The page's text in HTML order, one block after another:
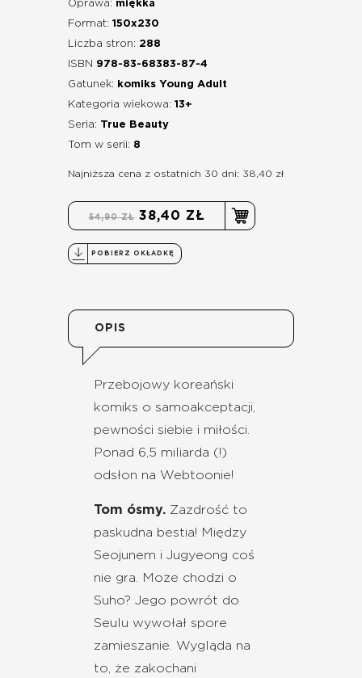
Oprawa: miękka
Format: 150x230
Liczba stron: 288
ISBN 978-83-68383-87-4
Gatunek:
komiks Young Adult
Kategoria wiekowa: 13+
Seria: True Beauty
Tom w serii: 8
Najniższa cena z ostatnich 30 dni: 38,40 zł
54,90 ZŁ 38,40 ZŁ
POBIERZ OKŁADKĘ
OPIS
Przebojowy koreański
komiks o samoakceptacji,
pewności siebie i miłości.
Ponad 6,5 miliarda (!)
odsłon na Webtoonie!
Tom ósmy. Zazdrość to
paskudna bestia! Między
Seojunem i Jugyeong coś
nie gra. Może chodzi o
Suho? Jego powrót do
Seulu wywołał spore
zamieszanie. Wygląda na
to, że zakochani